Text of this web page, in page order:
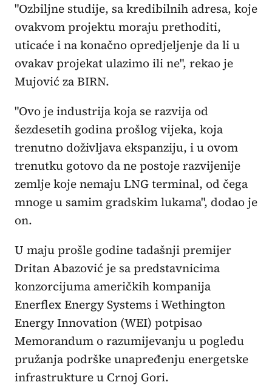
"Ozbiljne studije, sa kredibilnih adresa, koje
ovakvom projektu moraju prethoditi,
uticaće i na konačno opredjeljenje da li u
ovakav projekat ulazimo ili ne", rekao je
Mujović za BIRN.
"Ovo je industrija koja se razvija od
šezdesetih godina prošlog vijeka, koja
trenutno doživljava ekspanziju, i u ovom
trenutku gotovo da ne postoje razvijenije
zemlje koje nemaju LNG terminal, od čega
mnoge u samim gradskim lukama", dodao je
on.
U maju prošle godine tadašnji premijer
Dritan Abazović je sa predstavnicima
konzorcijuma američkih kompanija
Enerflex Energy Systems i Wethington
Energy Innovation (WEI) potpisao
Memorandum o razumijevanju u pogledu
pružanja podrške unapređenju energetske
infrastrukture u Crnoj Gori.